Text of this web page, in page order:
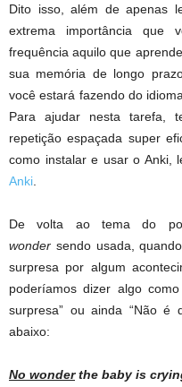
Dito isso, além de apenas
extrema importância que
frequência aquilo que
sua memória de longo
você estará fazendo do
Para ajudar nesta tarefa,
repetição espaçada super
como instalar e usar o Anki,
Anki
De volta ao tema do
wonder sendo usada,
surpresa por algum
poderíamos dizer algo
surpresa” ou ainda “Não é
abaixo:
No wonder the baby is